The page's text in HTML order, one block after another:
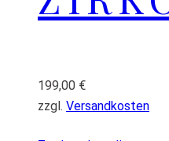
199,00 €
zzgl. Versandkosten